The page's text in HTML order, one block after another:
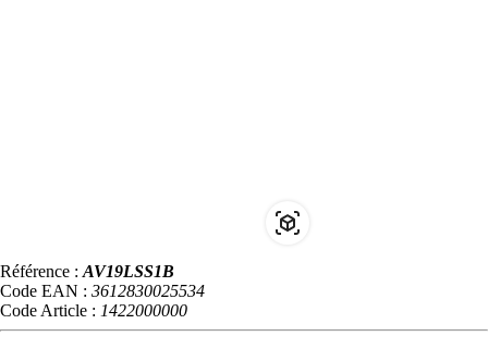
Référence : AV19LSS1B
Code EAN : 3612830025534
Code Article : 1422000000